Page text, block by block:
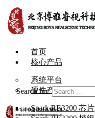
首页
核心产品
系统平台
硬件产品
Spark RE3200 芯片
Search for: